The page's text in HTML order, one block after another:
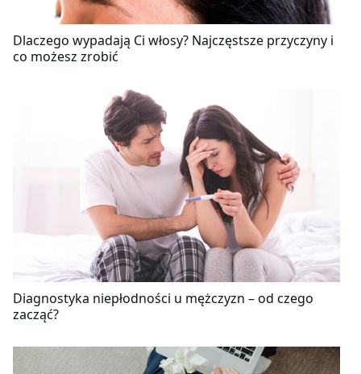
Dlaczego wypadają Ci włosy? Najczęstsze przyczyny i
co możesz zrobić
Diagnostyka niepłodności u mężczyzn – od czego
zacząć?